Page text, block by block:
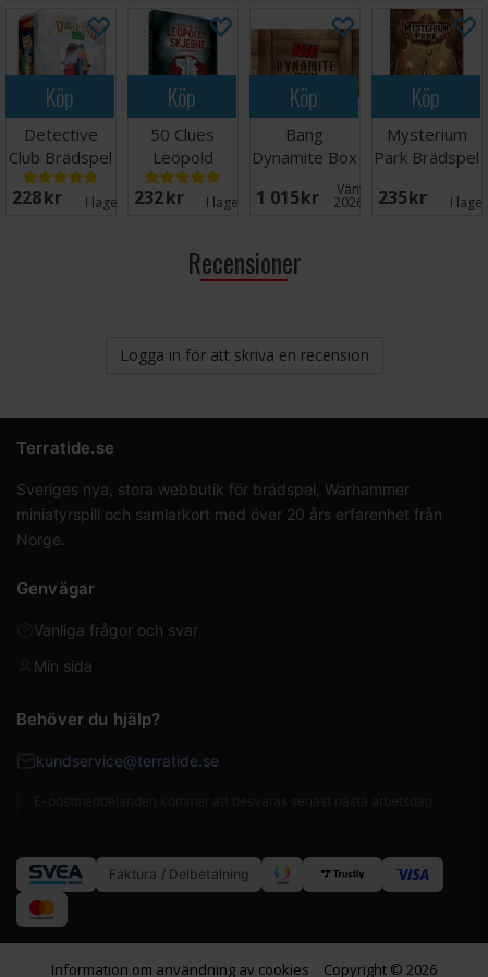
Köp
Detective
Club Brädspel
228 SEK I lager: 5
Köp
50 Clues
Leopold
Trilogien Del
3 av 3
232 SEK I lager:
Köp
Bang
Dynamite Box
Brädspel
1 015 SEK Väntas in:
2026-08-11
Köp
Mysterium
Park Brädspel
235 SEK I
Recensioner
Logga in för att skriva en recension
Terratide.se
Sveriges nya, stora webbutik för brädspel, Warhammer
miniatyrspill och samlarkort med över 20 års erfarenhet från
Norge.
Genvägar
Vanliga frågor och svar
Min sida
Behöver du hjälp?
kundservice@terratide.se
Faktura / Delbetalning
Information om användning av cookies Copyright © 2026